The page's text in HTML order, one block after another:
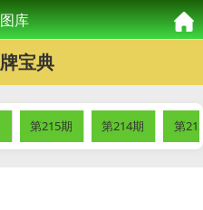
库
宝典
第215期 第214期 第